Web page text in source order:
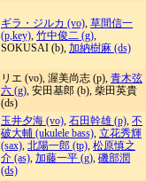
ギラ・ジルカ (vo), 草間信一
(p,key), 竹中俊二 (g),
SOKUSAI (b), 加納樹麻 (ds)
リエ (vo), 渥美尚志 (p), 青木弦
六 (g), 安田基郎 (b), 柴田英貴
(ds)
玉井夕海 (vo), 石田幹雄 (p), 不
破大輔 (ukulele bass), 立花秀輝
(sax), 北陽一郎 (tp), 松原慎之
介 (as), 加藤一平 (g), 磯部潤
(ds)